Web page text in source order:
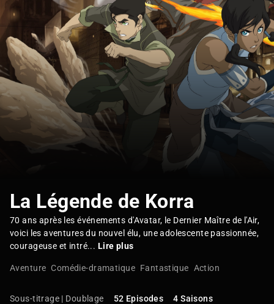
La Légende de Korra
70 ans après les événements d'Avatar, le Dernier Maître de l'Air,
voici les aventures du nouvel élu, une adolescente passionnée,
courageuse et intré... Lire plus
Aventure Comédie-dramatique Fantastique Action
Sous-titrage | Doublage 52 Episodes 4 Saisons